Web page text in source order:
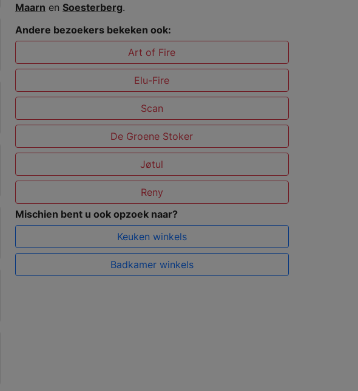
Maarn en Soesterberg.
Andere bezoekers bekeken ook:
Art of Fire
Elu-Fire
Scan
De Groene Stoker
Jøtul
Reny
Mischien bent u ook opzoek naar?
Keuken winkels
Badkamer winkels